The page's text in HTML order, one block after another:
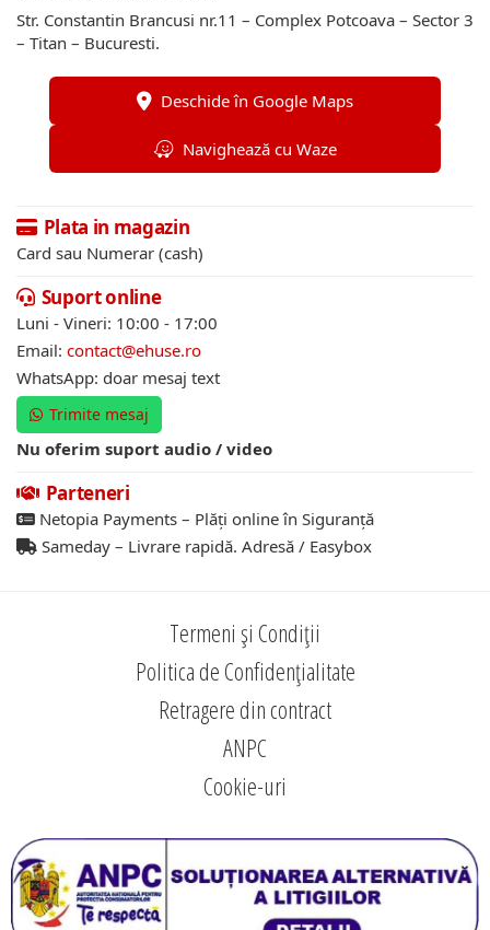
Str. Constantin Brancusi nr.11 – Complex Potcoava – Sector 3
– Titan – Bucuresti.
Deschide în Google Maps
Navighează cu Waze
Plata in magazin
Card sau Numerar (cash)
Suport online
Luni - Vineri: 10:00 - 17:00
Email: contact@ehuse.ro
WhatsApp: doar mesaj text
Trimite mesaj
Nu oferim suport audio / video
Parteneri
Netopia Payments – Plăți online în Siguranță
Sameday – Livrare rapidă. Adresă / Easybox
Termeni și Condiții
Politica de Confidențialitate
Retragere din contract
ANPC
Cookie-uri